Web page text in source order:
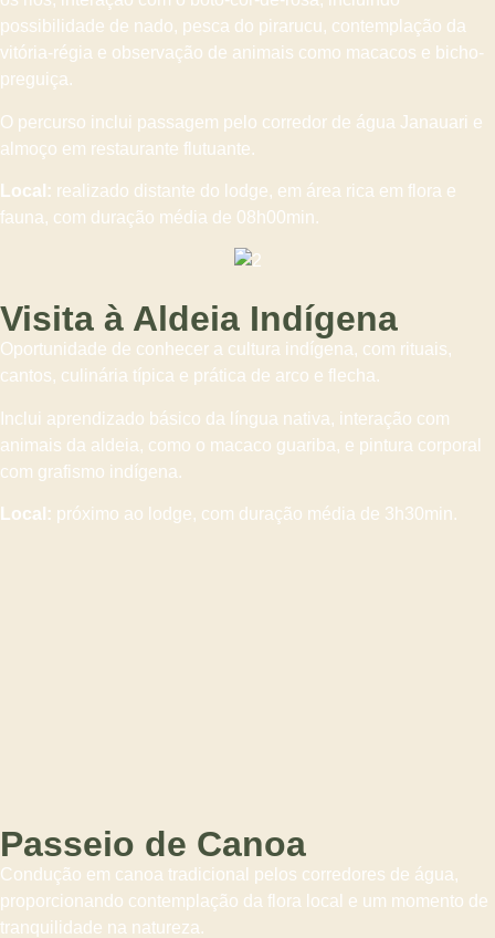
possibilidade de nado, pesca do pirarucu, contemplação da
vitória-régia e observação de animais como macacos e bicho-
preguiça.
O percurso inclui passagem pelo corredor de água Janauari e
almoço em restaurante flutuante.
Local: realizado distante do lodge, em área rica em flora e
fauna, com duração média de 08h00min.
Visita à Aldeia Indígena
Oportunidade de conhecer a cultura indígena, com rituais,
cantos, culinária típica e prática de arco e flecha.
Inclui aprendizado básico da língua nativa, interação com
animais da aldeia, como o macaco guariba, e pintura corporal
com grafismo indígena.
Local: próximo ao lodge, com duração média de 3h30min.
Passeio de Canoa
Condução em canoa tradicional pelos corredores de água,
proporcionando contemplação da flora local e um momento de
tranquilidade na natureza.